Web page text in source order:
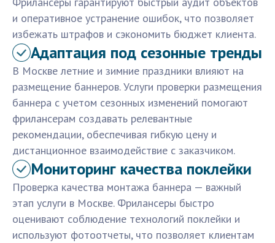
и оперативное устранение ошибок, что позволяет
избежать штрафов и сэкономить бюджет клиента.
Адаптация под сезонные тренды
В Москве летние и зимние праздники влияют на
размещение баннеров. Услуги проверки размещения
баннера с учетом сезонных изменений помогают
фрилансерам создавать релевантные
рекомендации, обеспечивая гибкую цену и
дистанционное взаимодействие с заказчиком.
Мониторинг качества поклейки
Проверка качества монтажа баннера — важный
этап услуги в Москве. Фрилансеры быстро
оценивают соблюдение технологий поклейки и
используют фотоотчеты, что позволяет клиентам